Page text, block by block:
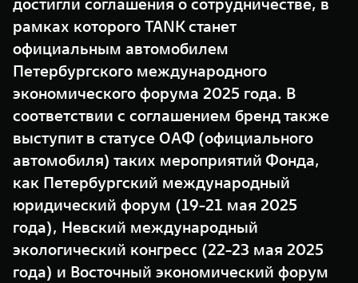
WEY 07
Расширяя границы комфорта
от 6 149 000 ₽
WEY 05
WEY 80
Масштаб возможностей
от 6 449 000 ₽
Масштаб
от 8 099
рамках которого TANK станет
официальным автомобилем
Петербургского международного
экономического форума 2025 года. В
соответствии с соглашением бренд также
выступит в статусе ОАФ (официального
автомобиля) таких мероприятий Фонда,
как Петербургский международный
юридический форум (19-21 мая 2025
года), Невский международный
экологический конгресс (22-23 мая 2025
года) и Восточный экономический форум